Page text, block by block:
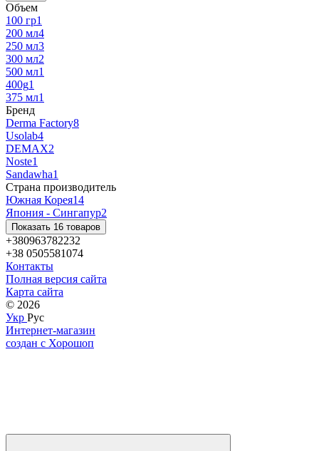
Объем
100 гр1
200 мл4
250 мл3
300 мл2
500 мл1
400g1
375 мл1
Бренд
Derma Factory8
Usolab4
DEMAX2
Noste1
Sandawha1
Страна производитель
Южная Корея14
Япония - Сингапур2
Показать 16 товаров
+380963782232
+38 0505581074
Контакты
Полная версия сайта
Карта сайта
© 2026
Укр Рус
Интернет-магазин
создан с Хорошоп